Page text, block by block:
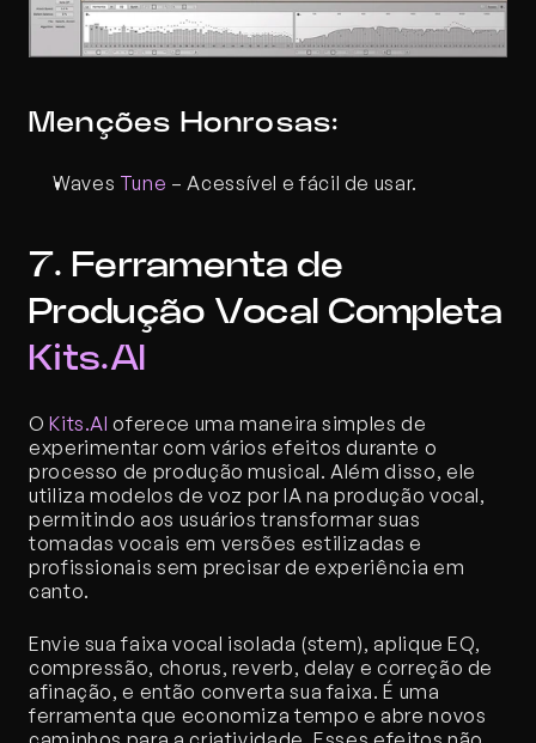
Menções Honrosas:
Waves Tune – Acessível e fácil de usar.
7. Ferramenta de
Kits.AI
O Kits.AI oferece uma maneira simples de
experimentar com vários efeitos durante o
processo de produção musical. Além disso, ele
utiliza modelos de voz por IA na produção vocal,
permitindo aos usuários transformar suas
tomadas vocais em versões estilizadas e
profissionais sem precisar de experiência em
canto.
Envie sua faixa vocal isolada (stem), aplique EQ,
compressão, chorus, reverb, delay e correção de
afinação, e então converta sua faixa. É uma
ferramenta que economiza tempo e abre novos